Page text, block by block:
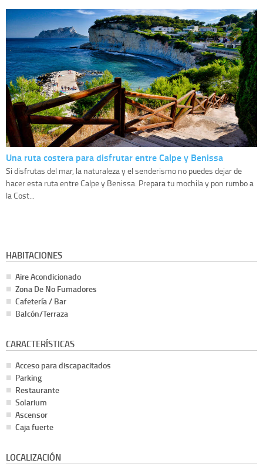
Una ruta costera para disfrutar entre Calpe y Benissa
Si disfrutas del mar, la naturaleza y el senderismo no puedes dejar de
hacer esta ruta entre Calpe y Benissa. Prepara tu mochila y pon rumbo a
la Cost...
HABITACIONES
Aire Acondicionado
Zona De No Fumadores
Cafetería / Bar
Balcón/Terraza
CARACTERÍSTICAS
Acceso para discapacitados
Parking
Restaurante
Solarium
Ascensor
Caja fuerte
LOCALIZACIÓN